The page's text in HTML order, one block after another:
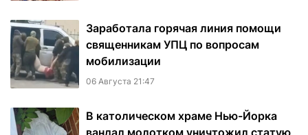
Заработала горячая линия помощи
священникам УПЦ по вопросам
мобилизации
06 Августа 21:47
В католическом храме Нью-Йорка